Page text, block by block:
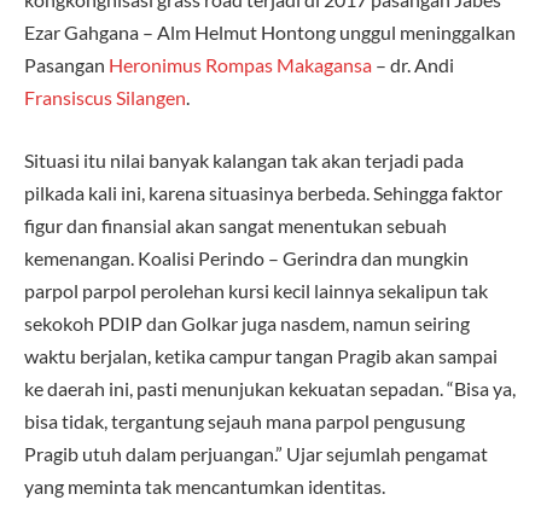
Ezar Gahgana – Alm Helmut Hontong unggul meninggalkan
Pasangan Heronimus Rompas Makagansa – dr. Andi
Fransiscus Silangen.
Situasi itu nilai banyak kalangan tak akan terjadi pada
pilkada kali ini, karena situasinya berbeda. Sehingga faktor
figur dan finansial akan sangat menentukan sebuah
kemenangan. Koalisi Perindo – Gerindra dan mungkin
parpol parpol perolehan kursi kecil lainnya sekalipun tak
sekokoh PDIP dan Golkar juga nasdem, namun seiring
waktu berjalan, ketika campur tangan Pragib akan sampai
ke daerah ini, pasti menunjukan kekuatan sepadan. “Bisa ya,
bisa tidak, tergantung sejauh mana parpol pengusung
Pragib utuh dalam perjuangan.” Ujar sejumlah pengamat
yang meminta tak mencantumkan identitas.